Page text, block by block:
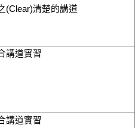
(Clear)清楚的講道
講道實習
講道實習